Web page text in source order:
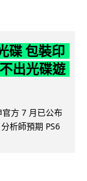
碟 包裝印
出光碟遊
方 7 月已公布
析師預期 PS6